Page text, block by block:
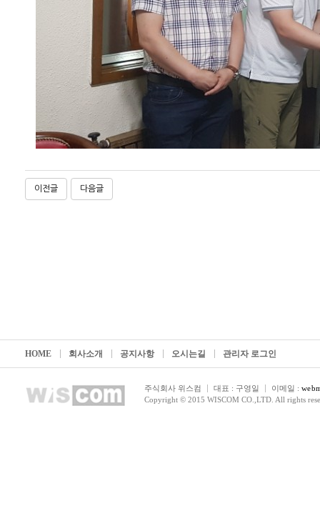
이전글 다음글
HOME 회사소개 공지사항 오시는길 관리자 로그인
주식회사 위스컴 대표 : 구영일 이메일 :
Copyright © 2015 WISCOM CO.,LTD. All rights